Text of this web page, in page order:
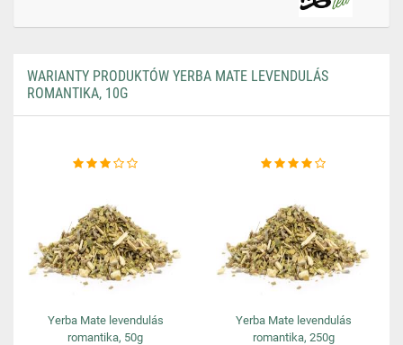
WARIANTY PRODUKTÓW YERBA MATE LEVENDULÁS
ROMANTIKA, 10G
Yerba Mate levendulás
romantika, 50g
Yerba Mate levendulás
romantika, 250g